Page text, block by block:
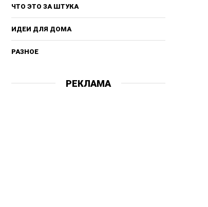
ЧТО ЭТО ЗА ШТУКА
ИДЕИ ДЛЯ ДОМА
РАЗНОЕ
РЕКЛАМА